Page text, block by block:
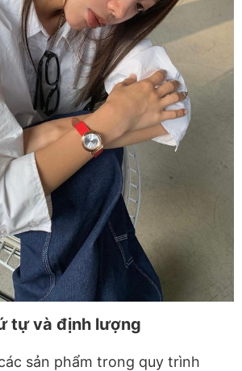
tự và định lượng
sản phẩm trong quy trình